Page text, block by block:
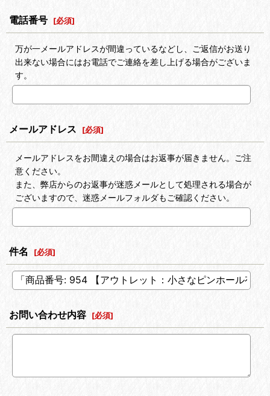
電話番号 [必須]
万が一メールアドレスが間違っているなどし、ご返信がお送り
出来ない場合にはお電話でご連絡を差し上げる場合がございま
す。
メールアドレス [必須]
メールアドレスをお間違えの場合はお返事が届きません。ご注
意ください。
また、弊店からのお返事が迷惑メールとして処理される場合が
ございますので、迷惑メールフォルダもご確認ください。
件名 [必須]
お問い合わせ内容 [必須]